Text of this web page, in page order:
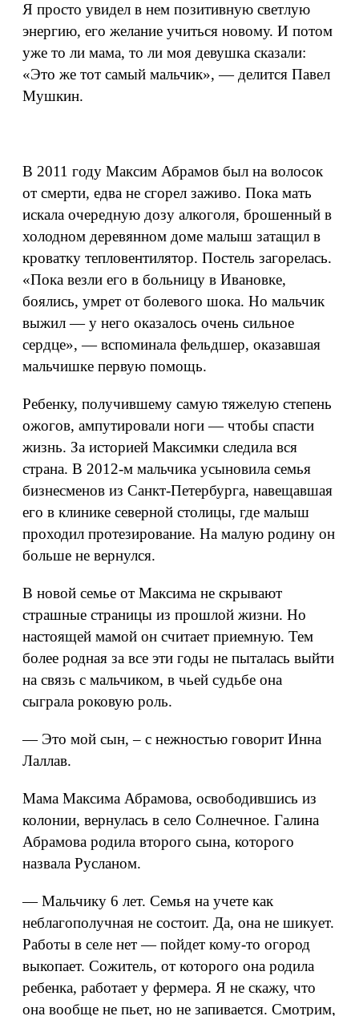
Я просто увидел в нем позитивную светлую
энергию, его желание учиться новому. И потом
уже то ли мама, то ли моя девушка сказали:
«Это же тот самый мальчик», — делится Павел
Мушкин.
В 2011 году Максим Абрамов был на волосок
от смерти, едва не сгорел заживо. Пока мать
искала очередную дозу алкоголя, брошенный в
холодном деревянном доме малыш затащил в
кроватку тепловентилятор. Постель загорелась.
«Пока везли его в больницу в Ивановке,
боялись, умрет от болевого шока. Но мальчик
выжил — у него оказалось очень сильное
сердце», — вспоминала фельдшер, оказавшая
мальчишке первую помощь.
Ребенку, получившему самую тяжелую степень
ожогов, ампутировали ноги — чтобы спасти
жизнь. За историей Максимки следила вся
страна. В 2012-м мальчика усыновила семья
бизнесменов из Санкт-Петербурга, навещавшая
его в клинике северной столицы, где малыш
проходил протезирование. На малую родину он
больше не вернулся.
В новой семье от Максима не скрывают
страшные страницы из прошлой жизни. Но
настоящей мамой он считает приемную. Тем
более родная за все эти годы не пыталась выйти
на связь с мальчиком, в чьей судьбе она
сыграла роковую роль.
— Это мой сын, – с нежностью говорит Инна
Лаллав.
Мама Максима Абрамова, освободившись из
колонии, вернулась в село Солнечное. Галина
Абрамова родила второго сына, которого
назвала Русланом.
— Мальчику 6 лет. Семья на учете как
неблагополучная не состоит. Да, она не шикует.
Работы в селе нет — пойдет кому-то огород
выкопает. Сожитель, от которого она родила
ребенка, работает у фермера. Я не скажу, что
она вообще не пьет, но не запивается. Смотрим,